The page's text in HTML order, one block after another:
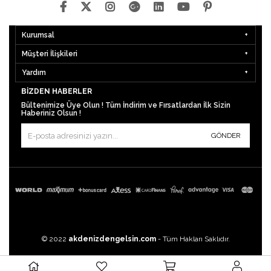
Kurumsal
Müşteri İlişkileri
Yardım
BIZDEN HABERLER
Bültenimize Üye Olun ! Tüm İndirim ve Fırsatlardan İlk Sizin
Haberiniz Olsun !
GÖNDER
© 2022 akdenizdengelsin.com- Tüm Hakları Saklıdır.